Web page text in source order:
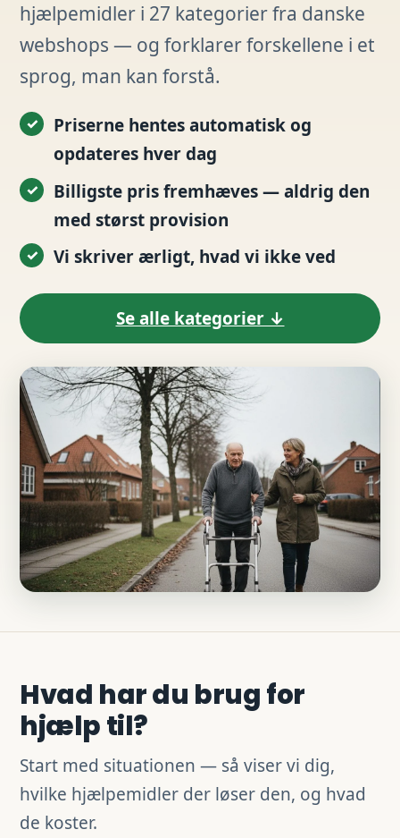
hjælpemidler i 27 kategorier fra danske
webshops — og forklarer forskellene i et
sprog, man kan forstå.
Priserne hentes automatisk og
opdateres hver dag
Billigste pris fremhæves — aldrig den
med størst provision
Vi skriver ærligt, hvad vi ikke ved
Se alle kategorier ↓
Hvad har du brug for
hjælp til?
Start med situationen — så viser vi dig,
hvilke hjælpemidler der løser den, og hvad
de koster.